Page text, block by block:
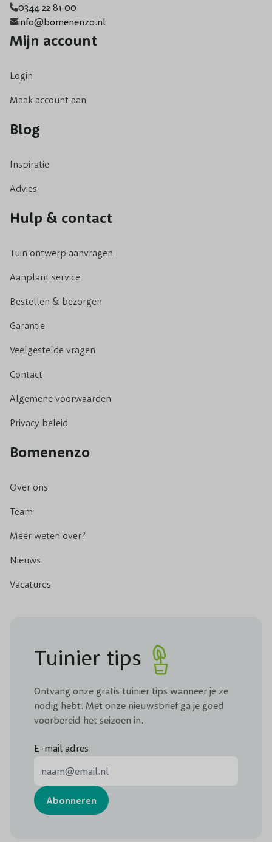
0344 22 81 00
info@bomenenzo.nl
Mijn account
Login
Maak account aan
Blog
Inspiratie
Advies
Hulp & contact
Tuin ontwerp aanvragen
Aanplant service
Bestellen & bezorgen
Garantie
Veelgestelde vragen
Contact
Algemene voorwaarden
Privacy beleid
Bomenenzo
Over ons
Team
Meer weten over?
Nieuws
Vacatures
Tuinier tips
Ontvang onze gratis tuinier tips wanneer je ze
nodig hebt. Met onze nieuwsbrief ga je goed
voorbereid het seizoen in.
E-mail adres
Abonneren